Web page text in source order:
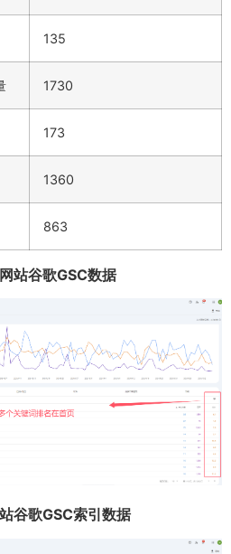
135
1730
173
1360
863
站谷歌GSC数据
谷歌GSC索引数据